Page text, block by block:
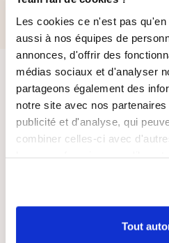
Les cookies ce n'est pas
aussi à nos équipes de
annonces, d'offrir des
médias sociaux et d'analyser
partageons également des
notre site avec nos
publicité et d'analyse, qui
combiner celles-ci avec
Tout